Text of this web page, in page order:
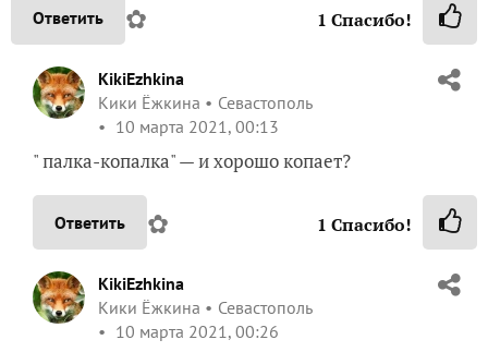
Ответить ✿ 1 Спасибо!
KikiEzhkina
Кики Ёжкина
Севастополь
10 марта 2021, 00:13
" палка-копалка" — и хорошо копает?
Ответить ✿ 1 Спасибо!
KikiEzhkina
Кики Ёжкина
Севастополь
10 марта 2021, 00:26